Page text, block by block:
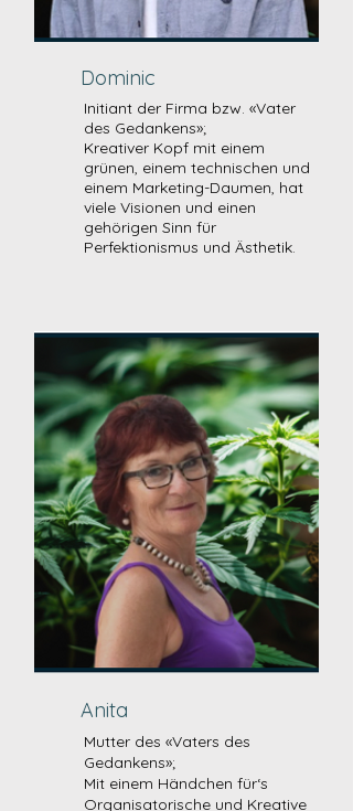
Dominic
Initiant der Firma bzw. «Vater
des Gedankens»;
Kreativer Kopf mit einem
grünen, einem technischen und
einem Marketing-Daumen, hat
viele Visionen und einen
gehörigen Sinn für
Perfektionismus und Ästhetik.
Anita
Mutter des «Vaters des
Gedankens»;
Mit einem Händchen für‘s
Organisatorische und Kreative